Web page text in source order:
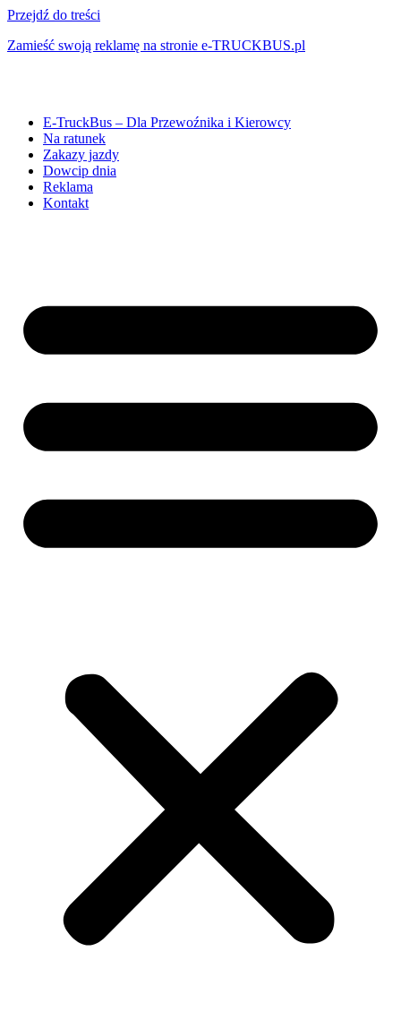
Przejdź do treści
Zamieść swoją reklamę na stronie e-TRUCKBUS.pl
E-TruckBus – Dla Przewoźnika i Kierowcy
Na ratunek
Zakazy jazdy
Dowcip dnia
Reklama
Kontakt